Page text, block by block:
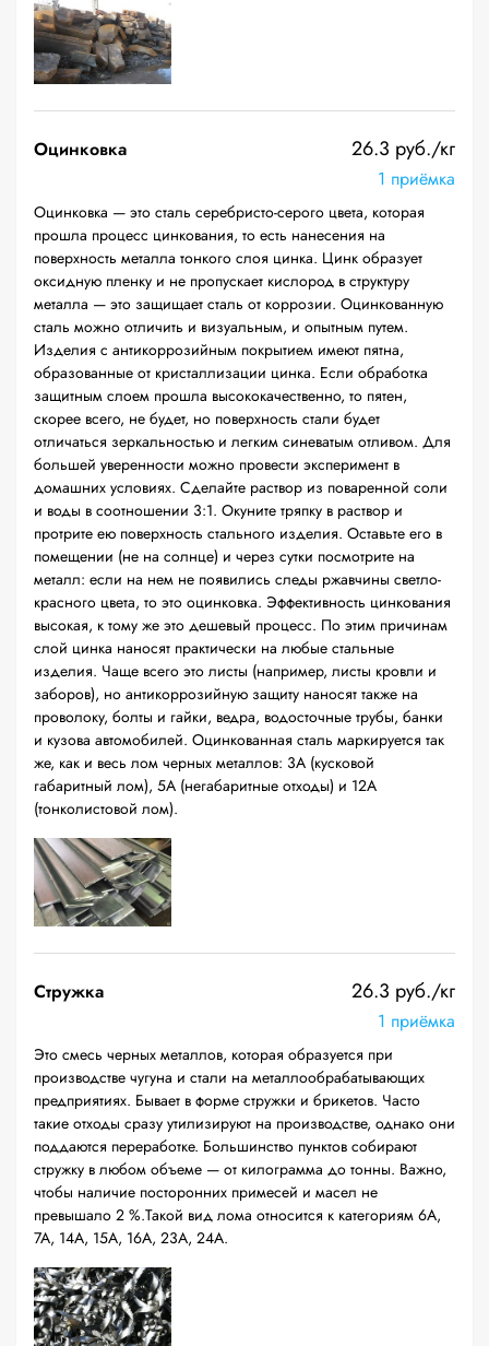
Оцинковка 26.3 руб./кг
1 приёмка
Оцинковка — это сталь серебристо-серого цвета, которая
прошла процесс цинкования, то есть нанесения на
поверхность металла тонкого слоя цинка. Цинк образует
оксидную пленку и не пропускает кислород в структуру
металла — это защищает сталь от коррозии. Оцинкованную
сталь можно отличить и визуальным, и опытным путем.
Изделия с антикоррозийным покрытием имеют пятна,
образованные от кристаллизации цинка. Если обработка
защитным слоем прошла высококачественно, то пятен,
скорее всего, не будет, но поверхность стали будет
отличаться зеркальностью и легким синеватым отливом. Для
большей уверенности можно провести эксперимент в
домашних условиях. Сделайте раствор из поваренной соли
и воды в соотношении 3:1. Окуните тряпку в раствор и
протрите ею поверхность стального изделия. Оставьте его в
помещении (не на солнце) и через сутки посмотрите на
металл: если на нем не появились следы ржавчины светло-
красного цвета, то это оцинковка. Эффективность цинкования
высокая, к тому же это дешевый процесс. По этим причинам
слой цинка наносят практически на любые стальные
изделия. Чаще всего это листы (например, листы кровли и
заборов), но антикоррозийную защиту наносят также на
проволоку, болты и гайки, ведра, водосточные трубы, банки
и кузова автомобилей. Оцинкованная сталь маркируется так
же, как и весь лом черных металлов: 3А (кусковой
габаритный лом), 5А (негабаритные отходы) и 12А
(тонколистовой лом).
Стружка 26.3 руб./кг
1 приёмка
Это смесь черных металлов, которая образуется при
производстве чугуна и стали на металлообрабатывающих
предприятиях. Бывает в форме стружки и брикетов. Часто
такие отходы сразу утилизируют на производстве, однако они
поддаются переработке. Большинство пунктов собирают
стружку в любом объеме — от килограмма до тонны. Важно,
чтобы наличие посторонних примесей и масел не
превышало 2 %.Такой вид лома относится к категориям 6А,
7А, 14А, 15А, 16А, 23А, 24А.